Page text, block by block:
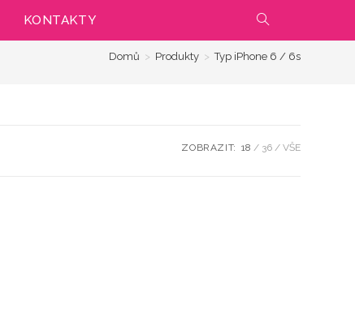
KONTAKTY PŘEPNOUT
VYHLEDÁVÁNÍ
WEBU
Domů > Produkty > Typ iPhone 6 / 6s
ZOBRAZIT: 18 36 VŠE